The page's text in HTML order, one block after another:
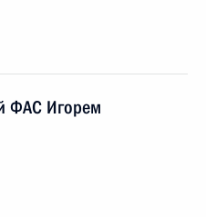
ФАС Игорем